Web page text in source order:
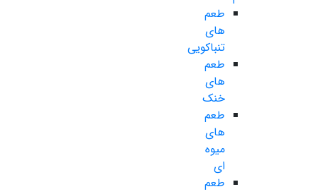
طعم
های
تنباکویی
طعم
های
خنک
طعم
های
میوه
ای
طعم